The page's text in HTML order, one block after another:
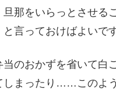
旦那をいらっとさせる
言っておけばよいです
当のおかずを省いて白
しまったり……このよ